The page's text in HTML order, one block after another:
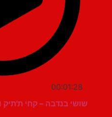
00:01:28
שושי בנדבה – קחי ת'תיק ותברחי